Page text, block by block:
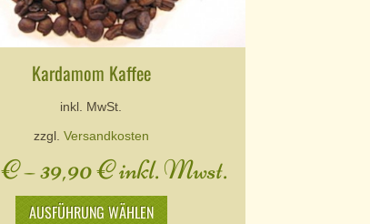
Kardamom Kaffee
inkl. MwSt.
zzgl. Versandkosten
€–39,90€inkl. Mwst.
AUSFÜHRUNG WÄHLEN